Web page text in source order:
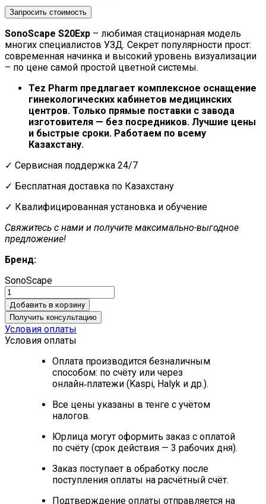
Запросить стоимость
SonoScape S20Exp – любимая стационарная модель
многих специалистов УЗД. Секрет популярности прост:
современная начинка и высокий уровень визуализации
– по цене самой простой цветной системы.
Tez Pharm предлагает комплексное оснащение
гинекологических кабинетов медицинских
центров. Только прямые поставки с завода
изготовителя — без посредников. Лучшие цены
и быстрые сроки. Работаем по всему
Казахстану.
✓ Сервисная поддержка 24/7
✓ Бесплатная доставка по Казахстану
✓ Квалифицированная установка и обучение
Свяжитесь с нами и получите максимально-выгодное
предложение!
Бренд:
SonoScape
Добавить в корзину
Получить консультацию
Условия оплаты
Условия оплаты
Оплата производится безналичным
способом: по счёту или через
онлайн‑платежи (Kaspi, Halyk и др.).
Все цены указаны в тенге с учётом
налогов.
Юрлица могут оформить заказ с оплатой
по счёту (срок действия — 3 рабочих дня).
Заказ поступает в обработку после
поступления оплаты на расчётный счёт.
Подтверждение оплаты отправляется на